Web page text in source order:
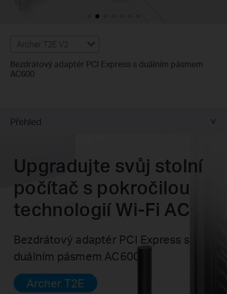
Archer T2E V2
Bezdrátový adaptér PCI Express s duálním pásmem
AC600
Přehled
Upgradujte svůj stolní
počítač s pokročilou
technologií Wi-Fi AC
Bezdrátový adaptér PCI Express s
duálním pásmem AC600
Archer T2E